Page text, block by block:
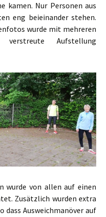
kamen. Nur Personen aus
eng beieinander stehen.
wurde mit mehreren
Aufstellung
wurde von allen auf einen
Zusätzlich wurden extra
dass Ausweichmanöver auf